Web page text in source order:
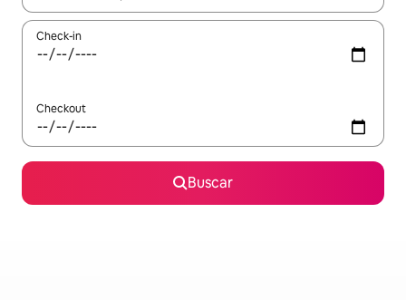
Check-in
Checkout
Buscar